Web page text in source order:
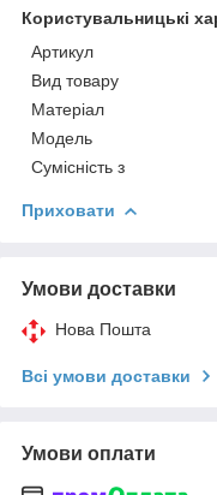
Користувальницькі
Артикул
Вид товару
Матеріал
Мoдель
Сумісність з
Приховати
Умови доставки
Нова Пошта
Всі умови доставки
Умови оплати